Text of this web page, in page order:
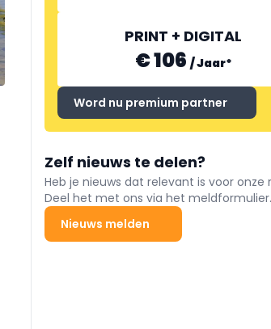
PRINT + DIGITAL
€ 106 /Jaar*
Word nu premium partner
Zelf nieuws te delen?
Heb je nieuws dat relevant is voor onze
Deel het met ons via het meldformulier.
Nieuws melden